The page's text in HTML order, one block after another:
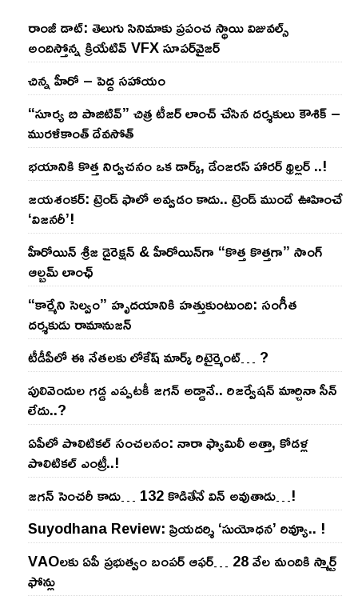
రాంజీ డాట్: తెలుగు సినిమాకు ప్రపంచ స్థాయి విజువల్స్
అందిస్తోన్న క్రియేటివ్ VFX సూపర్‌వైజర్
చిన్న హీరో – పెద్ద సహాయం
“సూర్య బి పాజిటివ్” చిత్ర టీజర్ లాంచ్ చేసిన‌ దర్శకులు కౌశిక్ –
మురళీకాంత్ దేవసోత్
భయానికి కొత్త నిర్వచనం ఒక డార్క్, డేంజరస్ హారర్ థ్రిల్లర్ ..!
జయశంకర్: ట్రెండ్‌ ఫాలో అవ్వడం కాదు.. ట్రెండ్‌ ముందే ఊహించే
‘విజనరీ’!
హీరోయిన్ శ్రీజ డైరెక్ష‌న్ & హీరోయిన్‌గా “కొత్త కొత్తగా” సాంగ్
ఆల్బమ్ లాంఛ్
“కార్మేని సెల్వం” హృదయానికి హత్తుకుంటుంది: సంగీత
దర్శకుడు రామానుజన్
టీడీపీలో ఈ నేత‌ల‌కు లోకేష్ మార్క్ రిటైర్మెంట్‌… ?
పులివెందుల గ‌డ్డ ఎప్ప‌ట‌కీ జ‌గ‌న్ అడ్డానే.. రిజ‌ర్వేష‌న్ మార్చినా సీన్
లేదు..?
ఏపీలో పొలిటిక‌ల్ సంచ‌ల‌నం: నారా ఫ్యామిలీ అత్తా, కోడ‌ళ్ల
పొలిటికల్ ఎంట్రీ..!
జ‌గ‌న్ సెంచ‌రీ కాదు… 132 కొడితేనే విన్ అవుతాడు…!
Suyodhana Review: ప్రియదర్శి ‘సుయోధన’ రివ్యూ.. !
VAOల‌కు ఏపీ ప్ర‌భుత్వం బంప‌ర్ ఆఫ‌ర్‌… 28 వేల మందికి స్మార్ట్
ఫోన్లు